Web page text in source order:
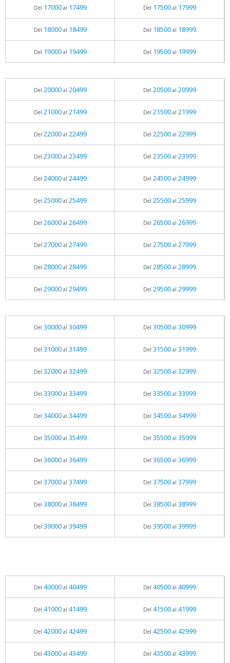
Del 17000al 17499 Del 17500al 17999
Del 18000al 18499 Del 18500al 18999
Del 19000al 19499 Del 19500al 19999
Del 20000al 20499 Del 20500al 20999
Del 21000al 21499 Del 21500al 21999
Del 22000al 22499 Del 22500al 22999
Del 23000al 23499 Del 23500al 23999
Del 24000al 24499 Del 24500al 24999
Del 25000al 25499 Del 25500al 25999
Del 26000al 26499 Del 26500al 26999
Del 27000al 27499 Del 27500al 27999
Del 28000al 28499 Del 28500al 28999
Del 29000al 29499 Del 29500al 29999
Del 30000al 30499 Del 30500al 30999
Del 31000al 31499 Del 31500al 31999
Del 32000al 32499 Del 32500al 32999
Del 33000al 33499 Del 33500al 33999
Del 34000al 34499 Del 34500al 34999
Del 35000al 35499 Del 35500al 35999
Del 36000al 36499 Del 36500al 36999
Del 37000al 37499 Del 37500al 37999
Del 38000al 38499 Del 38500al 38999
Del 39000al 39499 Del 39500al 39999
Del 40000al 40499 Del 40500al 40999
Del 41000al 41499 Del 41500al 41999
Del 42000al 42499 Del 42500al 42999
Del 43000al 43499 Del 43500al 43999